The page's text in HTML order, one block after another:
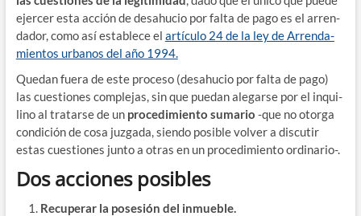
ejer­cer esta acción de desahu­cio por fal­ta de pago es el arren­
da­dor, como así esta­ble­ce el artícu­lo 24 de la ley de Arren­da­
mien­tos urba­nos del año 1994.
Que­dan fue­ra de este pro­ce­so (desahu­cio por fal­ta de pago)
las cues­tio­nes com­ple­jas, sin que pue­dan ale­gar­se por el inqui­
lino al tra­tar­se de un pro­ce­di­mien­to suma­rio ‑que no otor­ga
con­di­ción de cosa juz­ga­da, sien­do posi­ble vol­ver a dis­cu­tir
estas cues­tio­nes jun­to a otras en un pro­ce­di­mien­to ordinario-.
Dos acciones posibles
Recu­pe­rar la pose­sión del inmueble.